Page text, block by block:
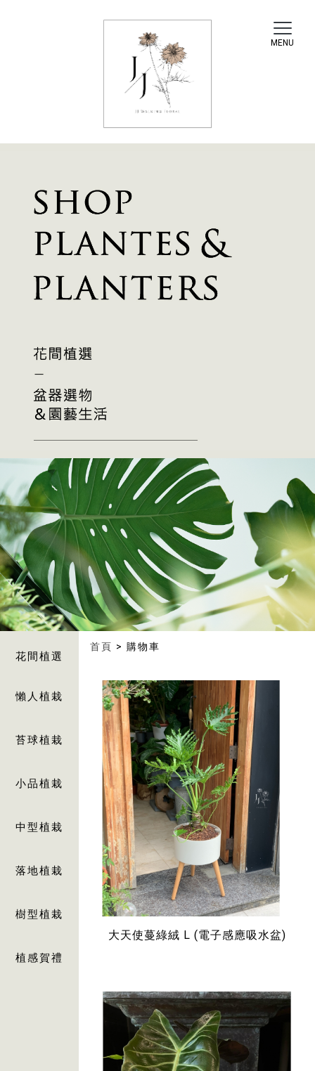
首頁 > 購物車
花間植選
懶人植栽
苔球植栽
小品植栽
中型植栽
落地植栽
樹型植栽
植感賀禮
大天使蔓綠絨 L (電子感應吸水盆)